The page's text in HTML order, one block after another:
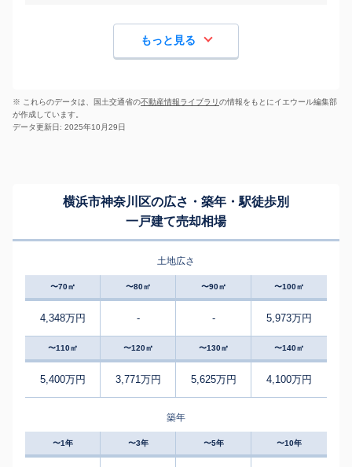
もっと見る
※ これらのデータは、国土交通省の不動産情報ライブラリの情報をもとにイエウール編集部
が作成しています。
データ更新日: 2025年10月29日
横浜市神奈川区の広さ・築年・駅徒歩別
一戸建て売却相場
土地広さ
〜70㎡ 〜80㎡ 〜90㎡ 〜100㎡
4,348万円 - - 5,973万円
〜110㎡ 〜120㎡ 〜130㎡ 〜140㎡
5,400万円 3,771万円 5,625万円 4,100万円
築年
〜1年 〜3年 〜5年 〜10年